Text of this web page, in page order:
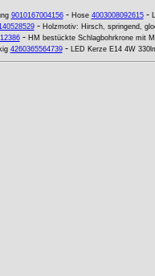
9010167004156- Hose 4003008092615-
- Holzmotiv: Hirsch, springend,
- HM bestückte Schlagbohrkrone mit
4260365564739- LED Kerze E14 4W